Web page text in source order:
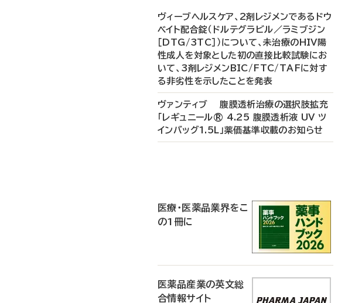
ヴィーブヘルスケア、2剤レジメンであるドウ
ベイト配合錠（ドルテグラビル／ラミブジン
［DTG/3TC］）について、未治療のHIV陽
性成人を対象とした初の直接比較試験にお
いて、3剤レジメンBIC/FTC/TAFに対す
る非劣性を示したことを発表
ヴァンティブ 腹膜透析治療の選択肢拡充
「レギュニール® 4.25 腹膜透析液 UV ツ
インバッグ1.5L」薬価基準収載のお知らせ
医療・医薬品業界をこ
の1冊に
医薬品産業の英文総
合情報サイト